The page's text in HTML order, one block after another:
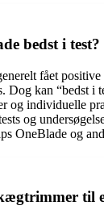
bedst i test?
fået positive
Dog kan “bedst i
og individuelle
og
OneBlade og
til